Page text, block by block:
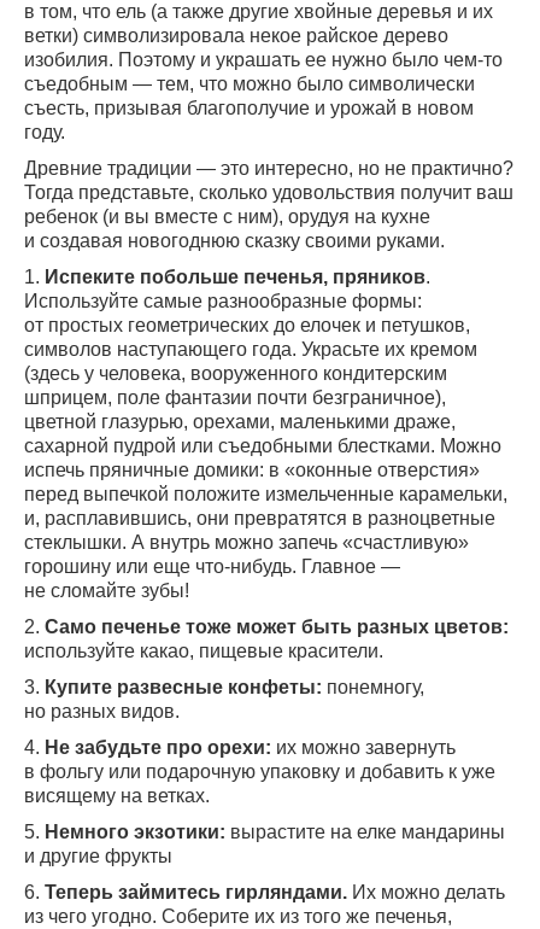
в том, что ель (а также другие хвойные деревья и их
ветки) символизировала некое райское дерево
изобилия. Поэтому и украшать ее нужно было чем-то
съедобным — тем, что можно было символически
съесть, призывая благополучие и урожай в новом
году.
Древние традиции — это интересно, но не практично?
Тогда представьте, сколько удовольствия получит ваш
ребенок (и вы вместе с ним), орудуя на кухне
и создавая новогоднюю сказку своими руками.
1. Испеките побольше печенья, пряников.
Используйте самые разнообразные формы:
от простых геометрических до елочек и петушков,
символов наступающего года. Украсьте их кремом
(здесь у человека, вооруженного кондитерским
шприцем, поле фантазии почти безграничное),
цветной глазурью, орехами, маленькими драже,
сахарной пудрой или съедобными блестками. Можно
испечь пряничные домики: в «оконные отверстия»
перед выпечкой положите измельченные карамельки,
и, расплавившись, они превратятся в разноцветные
стеклышки. А внутрь можно запечь «счастливую»
горошину или еще что-нибудь. Главное —
не сломайте зубы!
2. Само печенье тоже может быть разных цветов:
используйте какао, пищевые красители.
3. Купите развесные конфеты: понемногу,
но разных видов.
4. Не забудьте про орехи: их можно завернуть
в фольгу или подарочную упаковку и добавить к уже
висящему на ветках.
5. Немного экзотики: вырастите на елке мандарины
и другие фрукты
6. Теперь займитесь гирляндами. Их можно делать
из чего угодно. Соберите их из того же печенья,